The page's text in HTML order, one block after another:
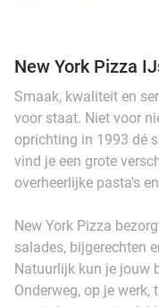
New York Pizza
Smaak, kwaliteit en
voor staat. Niet voor
oprichting in 1993 dé
vind je een grote
overheerlijke pasta's
New York Pizza
salades, bijgerechten
Natuurlijk kun je jouw
Onderweg, op je